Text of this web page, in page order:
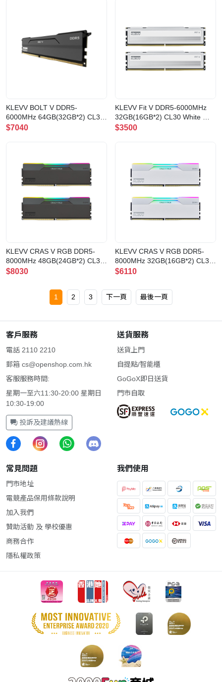
KLEVV BOLT V DDR5-
6000MHz 64GB(32GB*2) CL30
記憶體(BV32X2-KD5BGUA80-
$7040
KLEVV Fit V DDR5-6000MHz
32GB(16GB*2) CL30 White 記
憶體(FV16X2-KD5AGU880-
$3500
KLEVV CRAS V RGB DDR5-
8000MHz 48GB(24GB*2) CL38
曜石黑(KD5KGUD80-80D380G)
$8030
KLEVV CRAS V RGB DDR5-
8000MHz 32GB(16GB*2) CL38
晶燦白(KD5AGUA80-80D380J)
$6110
1 2 3 下一頁 最後一頁
客戶服務
電話 2110 2210
郵箱 cs@openshop.com.hk
客服服務時間:
星期一至六11:30-20:00 星期日
10:30-19:00
投訴及建議熱線
送貨服務
送貨上門
自提點/智能櫃
GoGoX即日送貨
門市自取
常見問題
門市地址
電競產品保用條款說明
加入我們
贊助活動 及 學校優惠
商務合作
隱私權政策
我們使用